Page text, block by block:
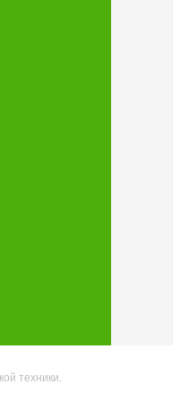
техники.